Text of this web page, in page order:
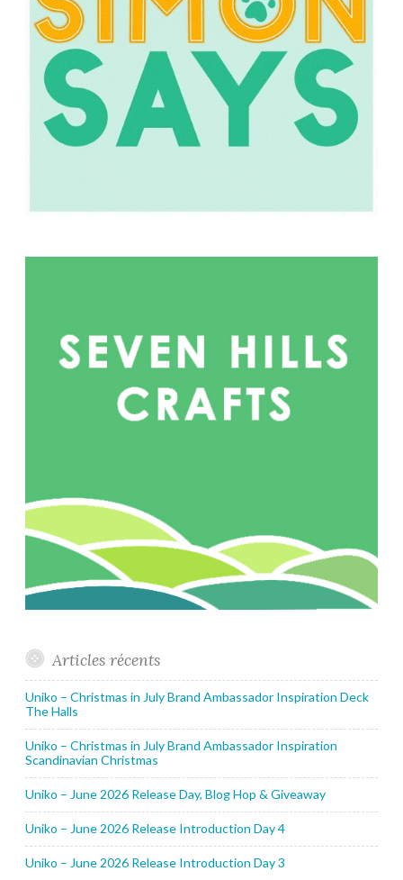
Articles récents
Uniko – Christmas in July Brand Ambassador Inspiration Deck
The Halls
Uniko – Christmas in July Brand Ambassador Inspiration
Scandinavian Christmas
Uniko – June 2026 Release Day, Blog Hop & Giveaway
Uniko – June 2026 Release Introduction Day 4
Uniko – June 2026 Release Introduction Day 3